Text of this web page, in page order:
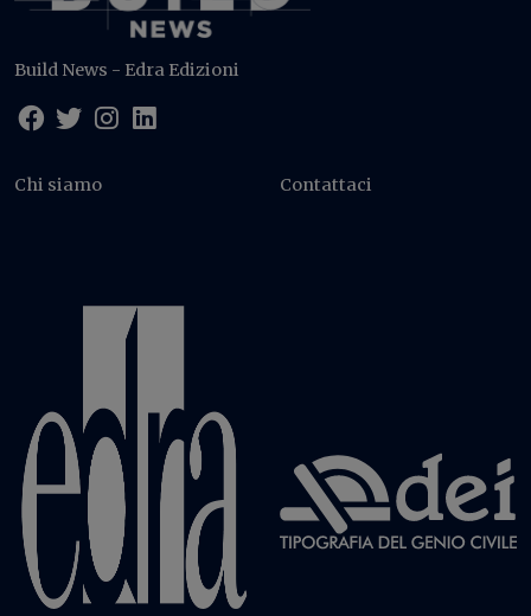
Build News - Edra Edizioni
Chi siamo Contattaci